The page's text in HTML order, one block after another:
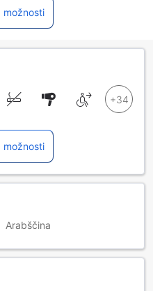
možnosti
možnosti
Arabščina